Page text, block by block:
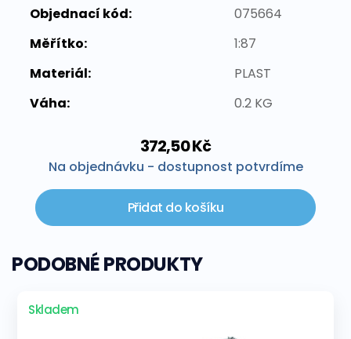
Objednací kód:
075664
Měřítko:
1:87
Materiál:
PLAST
Váha:
0.2 KG
372,50 Kč
Na objednávku - dostupnost potvrdíme
Přidat do košíku
PODOBNÉ PRODUKTY
Skladem